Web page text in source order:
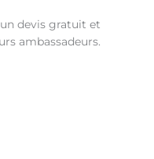
devis gratuit et
ambassadeurs.